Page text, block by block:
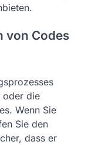
von Codes
oder die
Wenn Sie
Sie den
dass er